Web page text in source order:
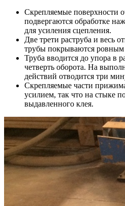
Скрепляемые поверхности
подвергаются обработке
для усиления сцепления.
Две трети раструба и весь
трубы покрываются ровным
Труба вводится до упора в
четверть оборота. На
действий отводится три
Скрепляемые части
усилием, так что на стыке
выдавленного клея.